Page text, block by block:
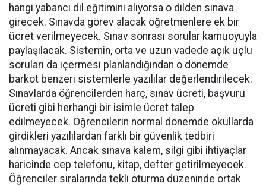
hangi yabancı dil eğitimini alıyorsa o dilden sınava
girecek. Sınavda görev alacak öğretmenlere ek bir
ücret verilmeyecek. Sınav sonrası sorular kamuoyuyla
paylaşılacak. Sistemin, orta ve uzun vadede açık uçlu
soruları da içermesi planlandığından o dönemde
barkot benzeri sistemlerle yazılılar değerlendirilecek.
Sınavlarda öğrencilerden harç, sınav ücreti, başvuru
ücreti gibi herhangi bir isimle ücret talep
edilmeyecek. Öğrencilerin normal dönemde okullarda
girdikleri yazılılardan farklı bir güvenlik tedbiri
alınmayacak. Ancak sınava kalem, silgi gibi ihtiyaçlar
haricinde cep telefonu, kitap, defter getirilmeyecek.
Öğrenciler sıralarında tekli oturma düzeninde ortak